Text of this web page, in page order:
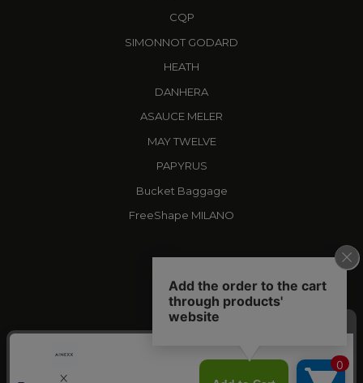
CQP
SIMONNOT GODARD
HEATH
DANHERA
ASAUCE MELER
MAY TWELVE
PAPYRUS
Bucket Baggage
FreeShape MILANO
AINEXX